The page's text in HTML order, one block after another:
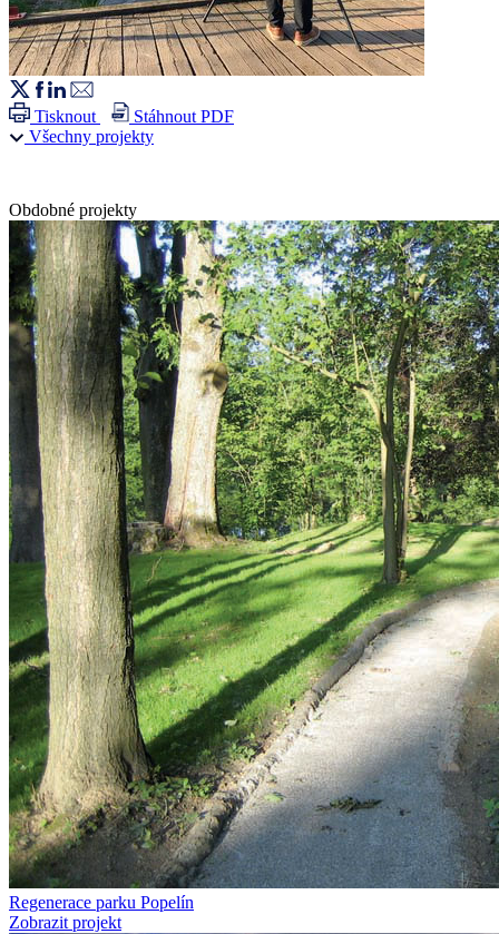
Tisknout
Stáhnout PDF
Všechny projekty
Obdobné projekty
Regenerace parku Popelín
Zobrazit projekt